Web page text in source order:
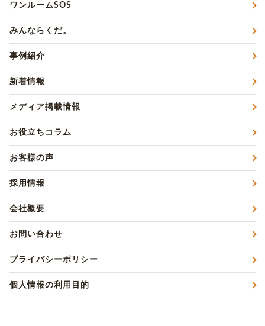
ワンルームSOS
みんならくだ。
事例紹介
新着情報
メディア掲載情報
お役立ちコラム
お客様の声
採用情報
会社概要
お問い合わせ
プライバシーポリシー
個人情報の利用目的